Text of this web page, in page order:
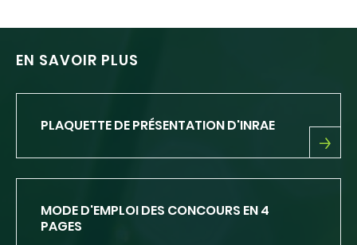
EN SAVOIR PLUS
PLAQUETTE DE PRÉSENTATION D'INRAE
PLAQUETTE
MODE D'EMPLOI DES CONCOURS EN 4
PAGES